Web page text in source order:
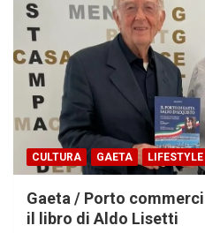
CULTURA GAETA LIFESTYLE
Gaeta / Porto
il libro di Aldo Lisetti